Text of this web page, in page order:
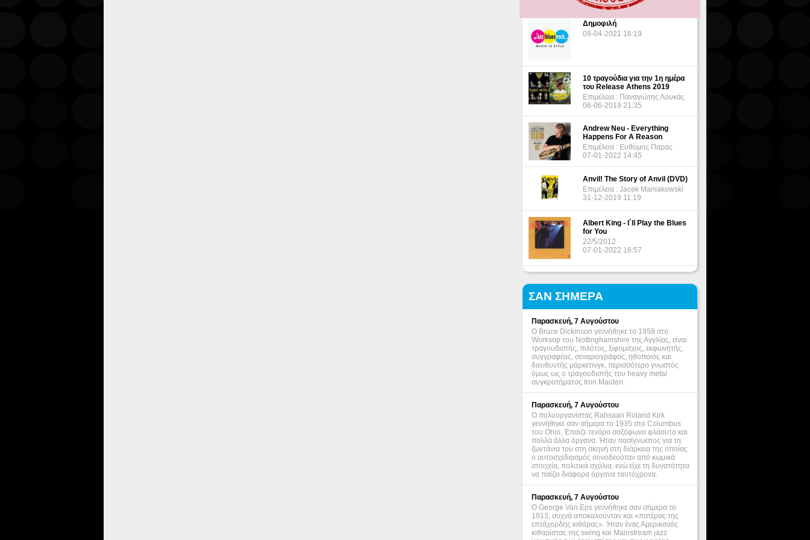
Δημοφιλή
09-04-2021 16:19
10 τραγούδια για την 1η ημέρα
του Release Athens 2019
Επιμέλεια : Παναγιώτης Λουκάς
06-06-2019 21:35
Andrew Neu - Everything
Happens For A Reason
Επιμέλεια : Ευθύμης Παράς
07-01-2022 14:45
Anvil! The Story of Anvil (DVD)
Επιμέλεια : Jacek Maniakowski
31-12-2019 11:19
Albert King - I΄ll Play the Blues
for You
22/5/2012
07-01-2022 16:57
ΣΑΝ ΣΗΜΕΡΑ
Παρασκευή, 7 Αυγούστου
Ο Bruce Dickinson γεννήθηκε το 1958 στο
Worksop του Nottinghamshire της Αγγλίας, είναι
τραγουδιστής, πιλότος, ξιφομάχος, εκφωνητής,
συγγραφέας, σεναριογράφος, ηθοποιός και
διευθυντής μάρκετινγκ, περισσότερο γνωστός
όμως ως ο τραγουδιστής του heavy metal
συγκροτήματος Iron Maiden.
Παρασκευή, 7 Αυγούστου
Ο πολυοργανίστας Rahsaan Roland Kirk
γεννήθηκε σαν σήμερα το 1935 στο Columbus
του Ohio, Έπαιζε τενόρο σαξόφωνο φλάουτο και
πολλά άλλα όργανα. Ήταν πασίγνωστος για τη
ζωντάνια του στη σκηνή στη διάρκεια της οποίας
ο αυτοσχεδιασμός συνοδευόταν από κωμικά
στοιχεία, πολιτικά σχόλια, ενώ είχε τη δυνατότητα
να παίζει διάφορα όργανα ταυτόχρονα.
Παρασκευή, 7 Αυγούστου
Ο George Van Eps γεννήθηκε σαν σήμερα το
1913, συχνά αποκαλούνταν και «πατέρας της
επτάχορδης κιθάρας». Ήταν ένας Αμερικανός
κιθαρίστας της swing και Mainstream jazz